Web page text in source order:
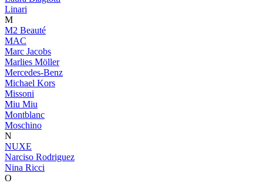
Linari
M
M2 Beauté
MAC
Marc Jacobs
Marlies Möller
Mercedes-Benz
Michael Kors
Missoni
Miu Miu
Montblanc
Moschino
N
NUXE
Narciso Rodriguez
Nina Ricci
O